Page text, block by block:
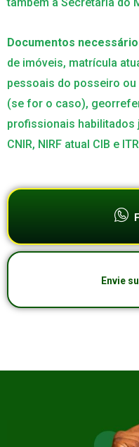
Documentos
de imóveis, matrícula
pessoais do posseiro
(se for o caso),
profissionais habilitados
CNIR, NIRF atual CIB e ITR
Envie